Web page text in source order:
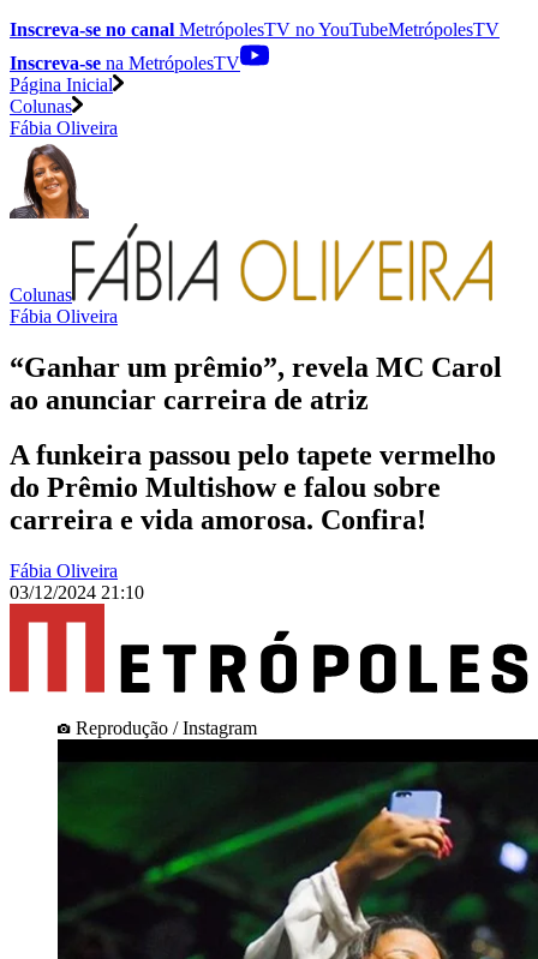
Inscreva-se no canal MetrópolesTV noYouTubeMetrópolesTV
Inscreva-se na MetrópolesTV
Página Inicial
Colunas
Fábia Oliveira
Colunas
Fábia Oliveira
“Ganhar um prêmio”, revela MC Carol
ao anunciar carreira de atriz
A funkeira passou pelo tapete vermelho
do Prêmio Multishow e falou sobre
carreira e vida amorosa. Confira!
Fábia Oliveira
03/12/2024 21:10
Reprodução / Instagram